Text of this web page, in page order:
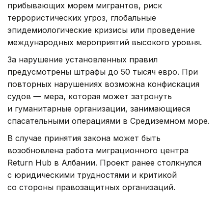
прибывающих морем мигрантов, риск
террористических угроз, глобальные
эпидемиологические кризисы или проведение
международных мероприятий высокого уровня.
За нарушение установленных правил
предусмотрены штрафы до 50 тысяч евро. При
повторных нарушениях возможна конфискация
судов — мера, которая может затронуть
и гуманитарные организации, занимающиеся
спасательными операциями в Средиземном море.
В случае принятия закона может быть
возобновлена работа миграционного центра
Return Hub в Албании. Проект ранее столкнулся
с юридическими трудностями и критикой
со стороны правозащитных организаций.